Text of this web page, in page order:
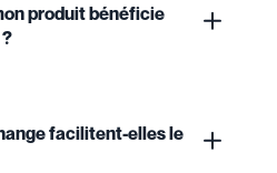
produit bénéficie
facilitent-elles le